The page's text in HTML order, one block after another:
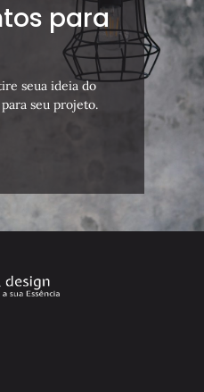
para
seua ideia do
seu projeto.